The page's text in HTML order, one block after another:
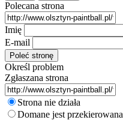
Polecana strona
Imię
E-mail
Określ problem
Zgłaszana strona
Strona nie działa
Domane jest przekierowana